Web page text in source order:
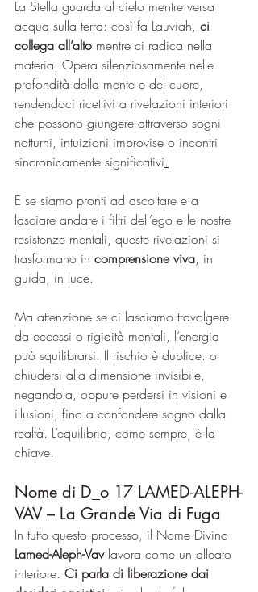
La Stella guarda al cielo mentre versa
acqua sulla terra: così fa Lauviah, ci
collega all’alto mentre ci radica nella
materia. Opera silenziosamente nelle
profondità della mente e del cuore,
rendendoci ricettivi a rivelazioni interiori
che possono giungere attraverso sogni
notturni, intuizioni improvise o incontri
sincronicamente significativi.
E se siamo pronti ad ascoltare e a
lasciare andare i filtri dell’ego e le nostre
resistenze mentali, queste rivelazioni si
trasformano in comprensione viva, in
guida, in luce.
Ma attenzione se ci lasciamo travolgere
da eccessi o rigidità mentali, l’energia
può squilibrarsi. Il rischio è duplice: o
chiudersi alla dimensione invisibile,
negandola, oppure perdersi in visioni e
illusioni, fino a confondere sogno dalla
realtà. L’equilibrio, come sempre, è la
chiave.
Nome di D_o 17 LAMED-ALEPH-
VAV – La Grande Via di Fuga
In tutto questo processo, il Nome Divino
Lamed-Aleph-Vav lavora come un alleato
interiore. Ci parla di liberazione dai